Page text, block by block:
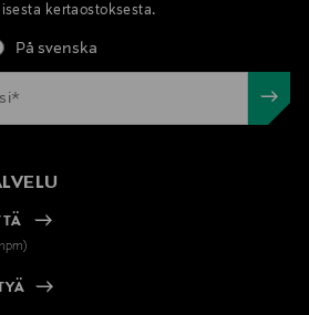
kertaostoksesta.
På svenska